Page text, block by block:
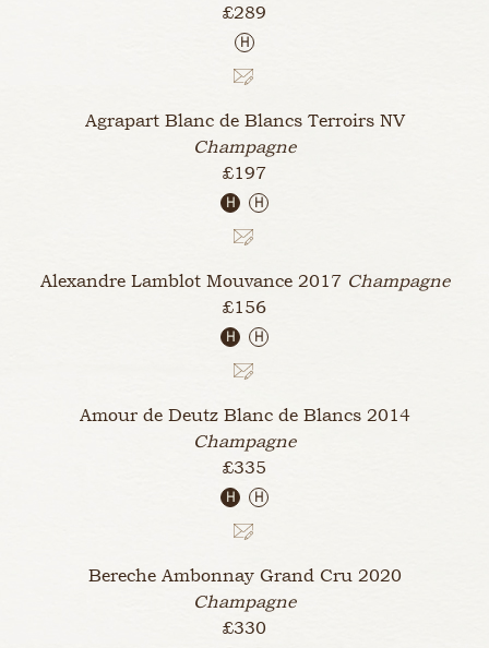
£289
H
Agrapart Blanc de Blancs Terroirs NV
Champagne
£197
H H
Alexandre Lamblot Mouvance 2017 Champagne
£156
H H
Amour de Deutz Blanc de Blancs 2014
Champagne
£335
H H
Bereche Ambonnay Grand Cru 2020
Champagne
£330